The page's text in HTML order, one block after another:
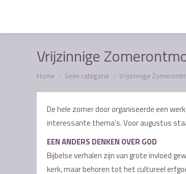
Vrijzinnige
Je bent hier:
Home Geen categorie Vrijzinnige
De hele zomer door organiseerde een
interessante thema’s. Voor augustus
EEN ANDERS DENKEN OVER GOD
Bijbelse verhalen zijn van grote invloed
kerk, maar behoren tot het cultureel